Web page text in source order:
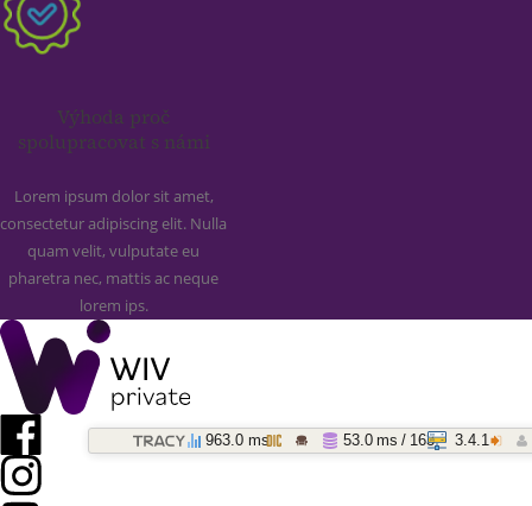
Výhoda proč
spolupracovat s námi
Lorem ipsum dolor sit amet,
consectetur adipiscing elit. Nulla
quam velit, vulputate eu
pharetra nec, mattis ac neque
lorem ips.
963.0 ms 53.0 ms / 163 3.4.1